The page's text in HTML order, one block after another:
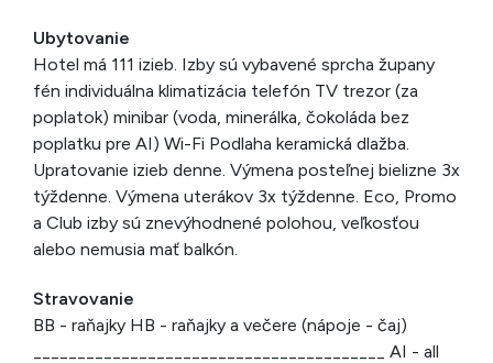
Ubytovanie
Hotel má 111 izieb. Izby sú vybavené sprcha župany
fén individuálna klimatizácia telefón TV trezor (za
poplatok) minibar (voda, minerálka, čokoláda bez
poplatku pre AI) Wi-Fi Podlaha keramická dlažba.
Upratovanie izieb denne. Výmena posteľnej bielizne 3x
týždenne. Výmena uterákov 3x týždenne. Eco, Promo
a Club izby sú znevýhodnené polohou, veľkosťou
alebo nemusia mať balkón.
Stravovanie
BB - raňajky HB - raňajky a večere (nápoje - čaj)
________________________________________ AI - all